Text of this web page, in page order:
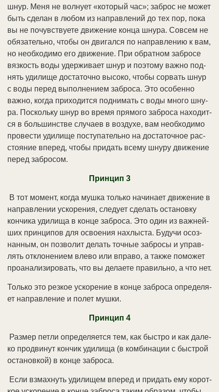
шнур. Ме­ня не вол­ну­ет «ко­то­рый час»; за­брос не мо­жет
быть сде­лан в лю­бом из на­прав­ле­ний до тех пор, по­ка
вы не по­чув­ст­вуе­те дви­же­ние кон­ца шну­ра. Со­всем не
обя­за­тель­но, что­бы он дви­гал­ся по на­прав­ле­нию к вам,
но не­об­хо­ди­мо его дви­же­ние. При об­рат­ном за­бро­се
вяз­кость во­ды удер­жи­ва­ет шнур и по­это­му важ­но под­
нять уди­ли­ще дос­та­точ­но вы­со­ко, что­бы со­рвать шнур
с во­ды пе­ред вы­пол­не­ни­ем за­бро­са. Это осо­бен­но
важ­но, ко­гда при­хо­дит­ся под­ни­мать с во­ды мно­го шну­
ра. По­сколь­ку шнур во вре­мя пря­мо­го за­бро­са на­хо­дит­
ся в боль­шин­ст­ве слу­ча­ев в воз­ду­хе, вам не­об­хо­ди­мо
про­вес­ти уди­ли­ще по­сту­па­тель­но на дос­та­точ­ное рас­
стоя­ние впе­ред, что­бы при­дать все­му шну­ру дви­же­ние
пе­ред за­бро­сом.
Прин­цип 3
В тот мо­мент, ко­гда муш­ка толь­ко на­чи­на­ет дви­же­ние в
на­прав­ле­нии ус­ко­ре­ния, сле­ду­ет сде­лать ос­та­нов­ку
кон­чи­ка уди­ли­ща в кон­це за­бро­са. Это один из важ­ней­
ших прин­ци­пов для ос­вое­ния на­хлы­ста. Бу­ду­чи осоз­
нан­ным, он по­зво­лит де­лать точ­ные за­бро­сы и управ­
лять от­кло­не­ни­ем вле­во или впра­во, а так­же по­мо­жет
про­ана­ли­зи­ро­вать, что вы де­лае­те пра­виль­но, а что нет.
Толь­ко это рез­кое ус­ко­ре­ние в кон­це за­бро­са оп­ре­де­ля­
ет на­прав­ле­ние и по­лет муш­ки.
Прин­цип 4
Раз­мер пет­ли оп­ре­де­ля­ет­ся тем, как бы­ст­ро и как да­ле­
ко про­дви­нут кон­чик уди­ли­ща (в ком­би­на­ции с бы­ст­рой
ос­та­нов­кой) в кон­це за­бро­са.
Ес­ли взмах­нуть уди­ли­щем впе­ред и при­дать ему ко­рот­